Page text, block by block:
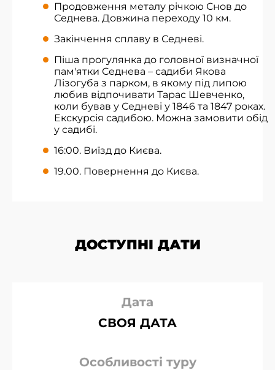
Продовження металу річкою Снов до
Седнева. Довжина переходу 10 км.
Закінчення сплаву в Седневі.
Піша прогулянка до головної визначної
пам'ятки Седнева – садиби Якова
Лізогуба з парком, в якому під липою
любив відпочивати Тарас Шевченко,
коли бував у Седневі у 1846 та 1847 роках.
Екскурсія садибою. Можна замовити обід
у садибі.
16:00. Виїзд до Києва.
19.00. Повернення до Києва.
ДОСТУПНІ ДАТИ
Дата
СВОЯ ДАТА
Особливості туру